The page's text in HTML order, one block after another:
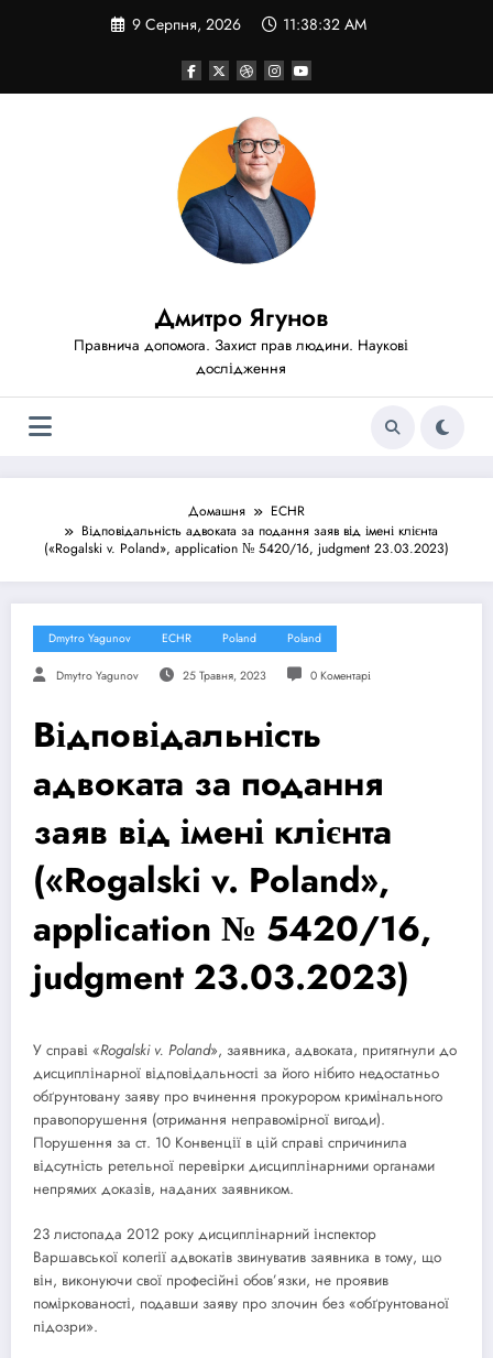
9 Серпня, 2026 11:38:33 AM
Дмитро Ягунов
Правнича допомога. Захист прав людини. Наукові
дослідження
Домашня
ECHR
Відповідальність адвоката за подання заяв від імені клієнта
(«Rogalski v. Poland», application № 5420/16, judgment 23.03.2023)
Dmytro Yagunov ECHR Poland Poland
Dmytro Yagunov 25 Травня, 2023 0 Коментарі
Відповідальність
адвоката за подання
заяв від імені клієнта
(«Rogalski v. Poland»,
application № 5420/16,
judgment 23.03.2023)
У справі «Rogalski v. Poland», заявника, адвоката, притягнули до
дисциплінарної відповідальності за його нібито недостатньо
обґрунтовану заяву про вчинення прокурором кримінального
правопорушення (отримання неправомірної вигоди).
Порушення за ст. 10 Конвенції в цій справі спричинила
відсутність ретельної перевірки дисциплінарними органами
непрямих доказів, наданих заявником.
23 листопада 2012 року дисциплінарний інспектор
Варшавської колегії адвокатів звинуватив заявника в тому, що
він, виконуючи свої професійні обов’язки, не проявив
поміркованості, подавши заяву про злочин без «обґрунтованої
підозри».